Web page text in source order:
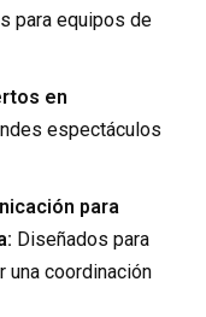
para equipos de
en
espectáculos
para
Diseñados para
una coordinación